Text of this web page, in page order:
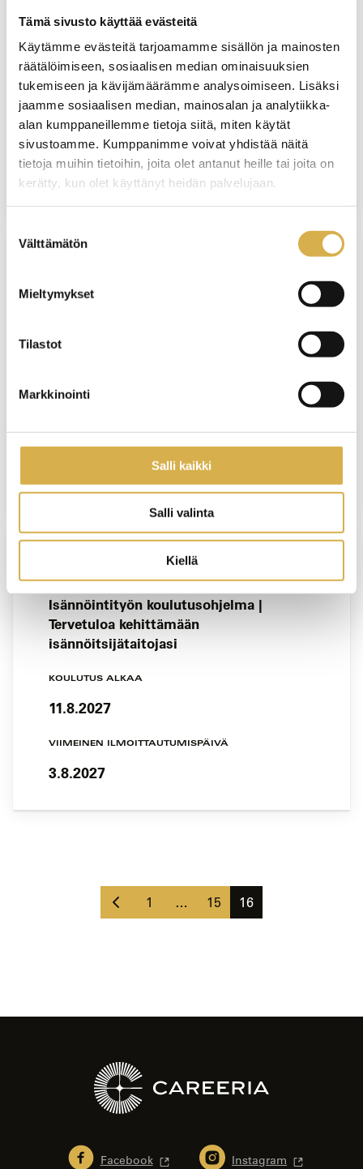
Tämä sivusto käyttää evästeitä
Käytämme evästeitä tarjoamamme sisällön ja mainosten
räätälöimiseen, sosiaalisen median ominaisuuksien
tukemiseen ja kävijämäärämme analysoimiseen. Lisäksi
jaamme sosiaalisen median, mainosalan ja analytiikka-
alan kumppaneillemme tietoja siitä, miten käytät
sivustoamme. Kumppanimme voivat yhdistää näitä
tietoja muihin tietoihin, joita olet antanut heille tai joita on
kerätty, kun olet käyttänyt heidän palvelujaan.
valinta
Välttämätön
Mieltymykset
Tilastot
Markkinointi
Salli kaikki
Salli valinta
Kiellä
Tervetuloa kehittämään
isännöitsijätaitojasi
KOULUTUS ALKAA
19.5.2027
VIIMEINEN ILMOITTAUTUMISPÄIVÄ
11.5.2027
Isännöintityön koulutusohjelma |
isännöitsijätaitojasi
VIIMEINEN ILMOITTAUTUMISPÄIVÄ
Isännöintityön koulutusohjelma |
Tervetuloa kehittämään
isännöitsijätaitojasi
KOULUTUS ALKAA
11.8.2027
VIIMEINEN ILMOITTAUTUMISPÄIVÄ
3.8.2027
Edellinen
Sivu
1 … Sivu
15 Sivu
16
Facebook Instagram